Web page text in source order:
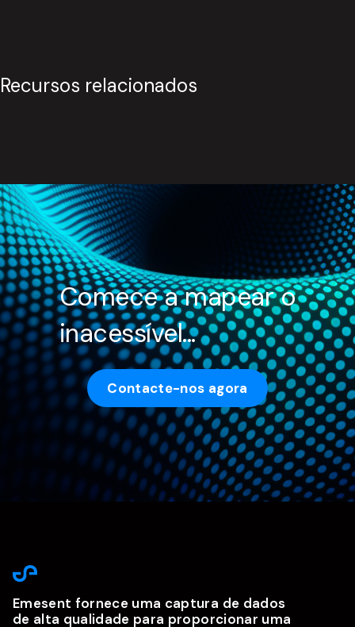
Recursos relacionados
Comece a mapear o
inacessível...
Contacte-nos agora
Emesent fornece uma captura de dados
de alta qualidade para proporcionar uma